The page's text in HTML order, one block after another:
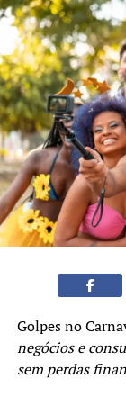
Golpes no
negócios e
sem perdas